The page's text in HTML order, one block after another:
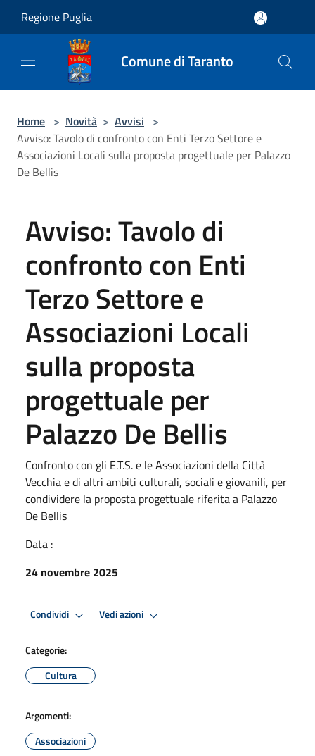
Regione Puglia
Comune di Taranto
Home > Novità > Avvisi >
Avviso: Tavolo di confronto con Enti Terzo Settore e
Associazioni Locali sulla proposta progettuale per Palazzo
De Bellis
Avviso: Tavolo di
confronto con Enti
Terzo Settore e
Associazioni Locali
sulla proposta
progettuale per
Palazzo De Bellis
Confronto con gli E.T.S. e le Associazioni della Città
Vecchia e di altri ambiti culturali, sociali e giovanili, per
condividere la proposta progettuale riferita a Palazzo
De Bellis
Data :
24 novembre 2025
Condividi Vedi azioni
Categorie:
Cultura
Argomenti:
Associazioni